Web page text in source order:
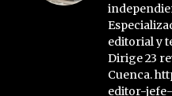
editorial y
Dirige 23
Cuenca.
editor-